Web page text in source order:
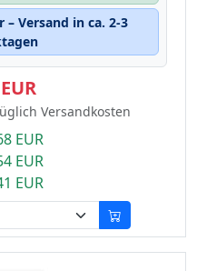
Versand in ca. 2-3
Versandkosten
EUR
EUR
EUR